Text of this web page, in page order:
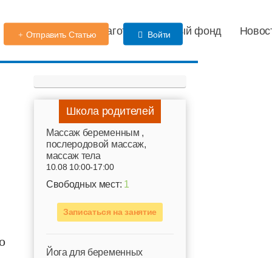
Детский сад Благотворительный фонд
Отправить Статью Войти
Школа родителей
Mассаж беременным ,
послеродовой массаж,
массаж тела
10.08 10:00-17:00
Свободных мест: 1
Записаться на занятие
Йога для беременных